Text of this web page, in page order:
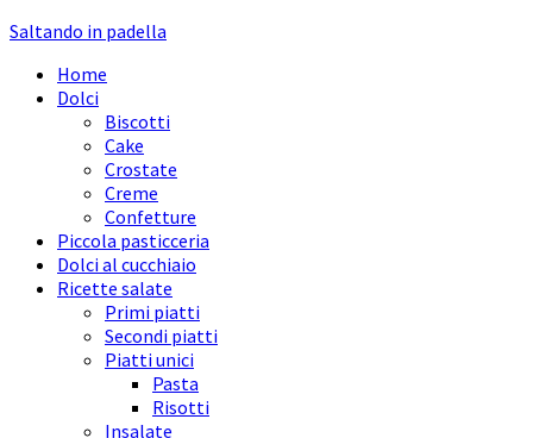
Saltando in padella
Home
Dolci
Biscotti
Cake
Crostate
Creme
Confetture
Piccola pasticceria
Dolci al cucchiaio
Ricette salate
Primi piatti
Secondi piatti
Piatti unici
Pasta
Risotti
Insalate